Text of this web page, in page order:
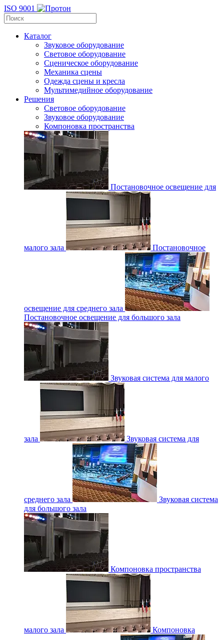
ISO 9001
Каталог
Звуковое оборудование
Световое оборудование
Сценическое оборудование
Механика сцены
Одежда сцены и кресла
Мультимедийное оборудование
Решения
Световое оборудование
Звуковое оборудование
Компоновка пространства
Постановочное освещение для
малого зала Постановочное
освещение для среднего зала
Постановочное освещение для большого зала
Звуковая система для малого
зала Звуковая система для
среднего зала
Звуковая система
для большого зала
Компоновка пространства
малого зала Компоновка